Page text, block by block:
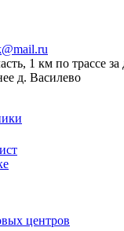
1 км по трассе
д. Василево
центров